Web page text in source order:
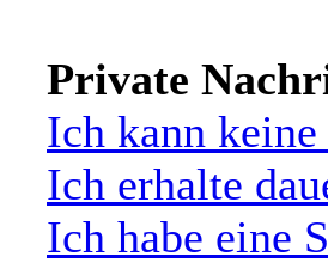
Private
Ich kann
Ich erhalte
Ich habe eine